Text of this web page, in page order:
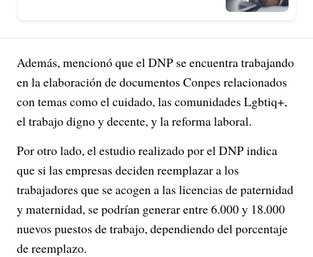
Además, mencionó que el DNP se encuentra trabajando
en la elaboración de documentos Conpes relacionados
con temas como el cuidado, las comunidades Lgbtiq+,
el trabajo digno y decente, y la reforma laboral.
Por otro lado, el estudio realizado por el DNP indica
que si las empresas deciden reemplazar a los
trabajadores que se acogen a las licencias de paternidad
y maternidad, se podrían generar entre 6.000 y 18.000
nuevos puestos de trabajo, dependiendo del porcentaje
de reemplazo.